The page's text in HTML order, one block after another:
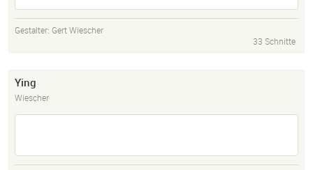
Gestalter: Gert Wiescher
33 Schnitte
Ying
Wiescher